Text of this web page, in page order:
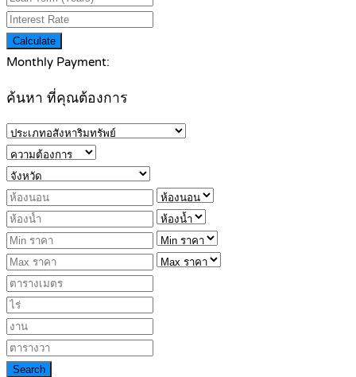
Calculate
Monthly Payment:
ค้นหา ที่คุณต้องการ
Search